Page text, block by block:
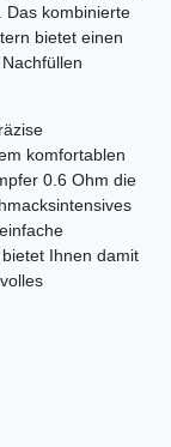
Das kombinierte
bietet einen
komfortablen
0.6 Ohm die
Ihnen damit